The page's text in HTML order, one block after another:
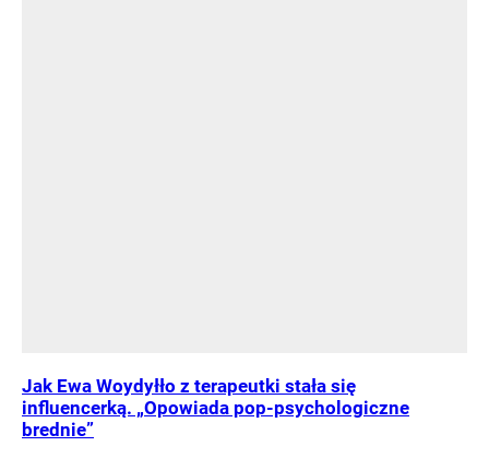
Jak Ewa Woydyłło z terapeutki stała się
influencerką. „Opowiada pop-psychologiczne
brednie”